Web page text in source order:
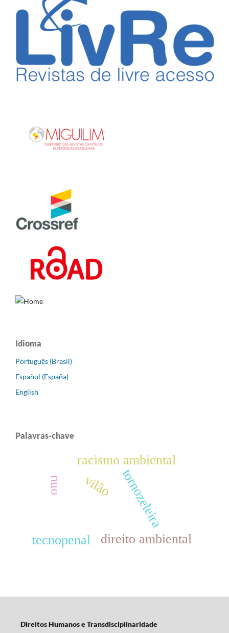
Idioma
Português (Brasil)
Español (España)
English
Palavras-chave
tornozeleira
tecnopenal
vilão
direito ambiental
racismo ambiental
onu
Direitos Humanos e Transdisciplinaridade